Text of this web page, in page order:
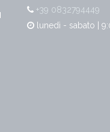
+39 0832794449
lunedì - sabato |